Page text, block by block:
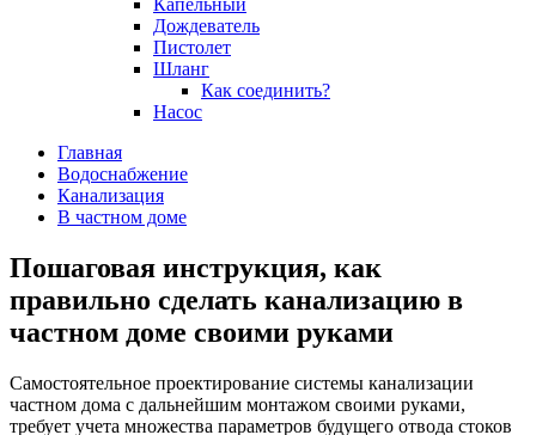
Капельный
Дождеватель
Пистолет
Шланг
Как соединить?
Насос
Главная
Водоснабжение
Канализация
В частном доме
Пошаговая инструкция, как
правильно сделать канализацию в
частном доме своими руками
Самостоятельное проектирование системы канализации
частном дома с дальнейшим монтажом своими руками,
требует учета множества параметров будущего отвода стоков